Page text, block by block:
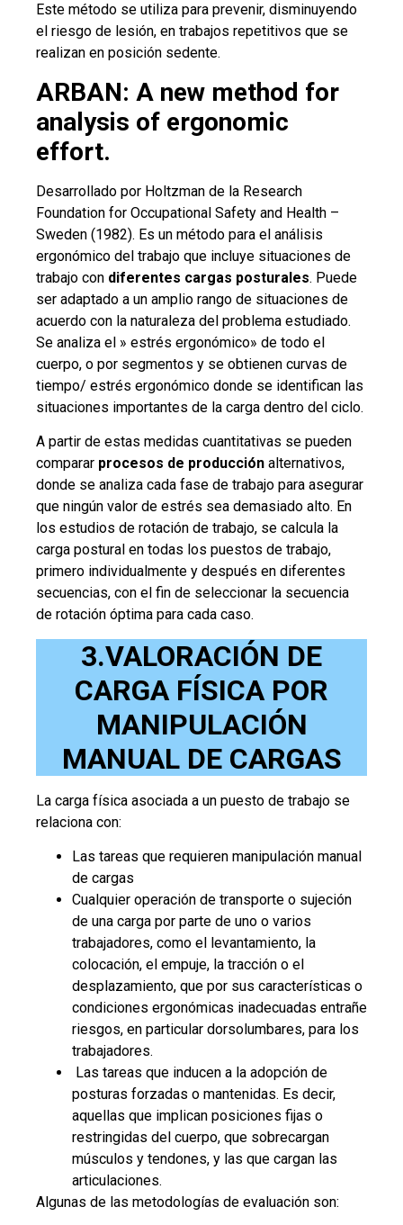
Este método se utiliza para prevenir, disminuyendo
el riesgo de lesión, en trabajos repetitivos que se
realizan en posición sedente.
ARBAN: A new method for
analysis of ergonomic
effort.
Desarrollado por Holtzman de la Research
Foundation for Occupational Safety and Health –
Sweden (1982). Es un método para el análisis
ergonómico del trabajo que incluye situaciones de
trabajo con diferentes cargas posturales. Puede
ser adaptado a un amplio rango de situaciones de
acuerdo con la naturaleza del problema estudiado.
Se analiza el » estrés ergonómico» de todo el
cuerpo, o por segmentos y se obtienen curvas de
tiempo/ estrés ergonómico donde se identifican las
situaciones importantes de la carga dentro del ciclo.
A partir de estas medidas cuantitativas se pueden
comparar procesos de producción alternativos,
donde se analiza cada fase de trabajo para asegurar
que ningún valor de estrés sea demasiado alto. En
los estudios de rotación de trabajo, se calcula la
carga postural en todas los puestos de trabajo,
primero individualmente y después en diferentes
secuencias, con el fin de seleccionar la secuencia
de rotación óptima para cada caso.
3.VALORACIÓN DE
CARGA FÍSICA POR
MANIPULACIÓN
MANUAL DE CARGAS
La carga física asociada a un puesto de trabajo se
relaciona con:
Las tareas que requieren manipulación manual
de cargas
Cualquier operación de transporte o sujeción
de una carga por parte de uno o varios
trabajadores, como el levantamiento, la
colocación, el empuje, la tracción o el
desplazamiento, que por sus características o
condiciones ergonómicas inadecuadas entrañe
riesgos, en particular dorsolumbares, para los
trabajadores.
Las tareas que inducen a la adopción de
posturas forzadas o mantenidas. Es decir,
aquellas que implican posiciones fijas o
restringidas del cuerpo, que sobrecargan
músculos y tendones, y las que cargan las
articulaciones.
Algunas de las metodologías de evaluación son: